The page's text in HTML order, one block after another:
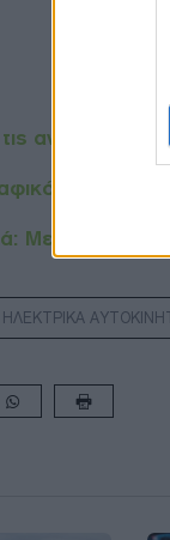
το
Mείωση του
ΗΛΕΚΤΡΙΚΑ